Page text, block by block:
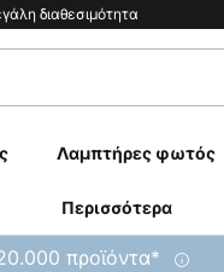
διαθεσιμότητα
Λαμπτήρες φωτός
Περισσότερα
προϊόντα*